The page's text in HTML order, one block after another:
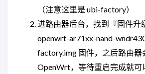
（注意这里是 ubi-factory）
进路由器后台，找到『固件升
openwrt-ar71xx-nand-
factory.img 固件，之后路由器
OpenWrt，等待重启完成就可